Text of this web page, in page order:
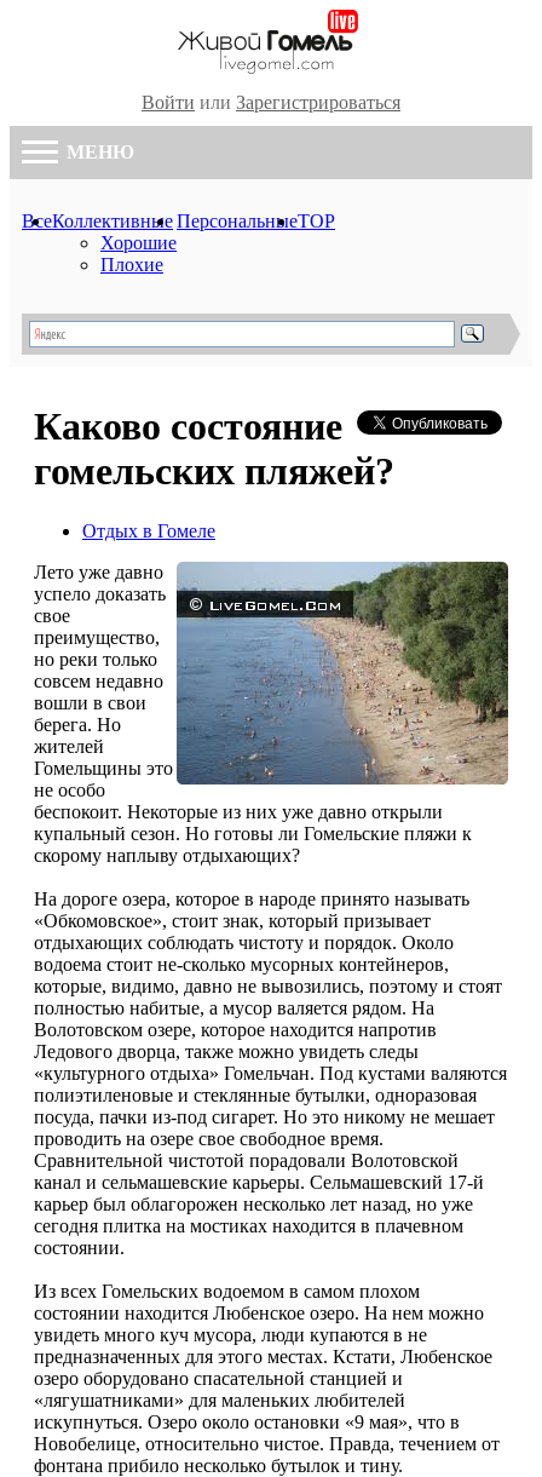
Войти или Зарегистрироваться
МЕНЮ
ВсеКоллективные
Хорошие
Плохие
ПерсональныеTOP
Каково состояние
гомельских пляжей?
Отдых в Гомеле
Лето уже давно
успело доказать
свое
преимущество,
но реки только
совсем недавно
вошли в свои
берега. Но
жителей
Гомельщины это
не особо
беспокоит. Некоторые из них уже давно открыли
купальный сезон. Но готовы ли Гомельские пляжи к
скорому наплыву отдыхающих?
На дороге озера, которое в народе принято называть
«Обкомовское», стоит знак, который призывает
отдыхающих соблюдать чистоту и порядок. Около
водоема стоит не-сколько мусорных контейнеров,
которые, видимо, давно не вывозились, поэтому и стоят
полностью набитые, а мусор валяется рядом. На
Волотовском озере, которое находится напротив
Ледового дворца, также можно увидеть следы
«культурного отдыха» Гомельчан. Под кустами валяются
полиэтиленовые и стеклянные бутылки, одноразовая
посуда, пачки из-под сигарет. Но это никому не мешает
проводить на озере свое свободное время.
Сравнительной чистотой порадовали Волотовской
канал и сельмашевские карьеры. Сельмашевский 17-й
карьер был облагорожен несколько лет назад, но уже
сегодня плитка на мостиках находится в плачевном
состоянии.
Из всех Гомельских водоемом в самом плохом
состоянии находится Любенское озеро. На нем можно
увидеть много куч мусора, люди купаются в не
предназначенных для этого местах. Кстати, Любенское
озеро оборудовано спасательной станцией и
«лягушатниками» для маленьких любителей
искупнуться. Озеро около остановки «9 мая», что в
Новобелице, относительно чистое. Правда, течением от
фонтана прибило несколько бутылок и тину.